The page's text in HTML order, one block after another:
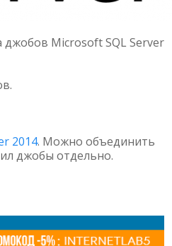
Microsoft SQL Server
2014. Можно объединить
джобы отдельно.